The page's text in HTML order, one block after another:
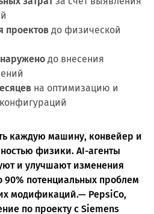
проектовдо физической
до внесения
на оптимизацию и
каждую машину, конвейер и
физики. AI-агенты
и улучшают изменения
потенциальных проблем
модификаций.— PepsiCo,
по проекту с Siemens